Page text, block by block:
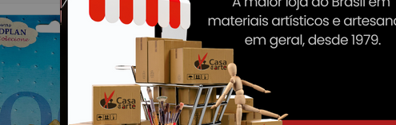
Shaker Box
Brasil SB8003